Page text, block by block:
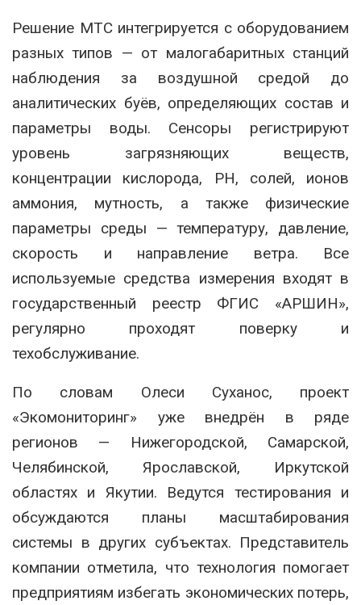
Решение МТС интегрируется с оборудованием
разных типов — от малогабаритных станций
наблюдения за воздушной средой до
аналитических буёв, определяющих состав и
параметры воды. Сенсоры регистрируют
уровень загрязняющих веществ,
концентрации кислорода, РН, солей, ионов
аммония, мутность, а также физические
параметры среды — температуру, давление,
скорость и направление ветра. Все
используемые средства измерения входят в
государственный реестр ФГИС «АРШИН»,
регулярно проходят поверку и
техобслуживание.
По словам Олеси Суханос, проект
«Экомониторинг» уже внедрён в ряде
регионов — Нижегородской, Самарской,
Челябинской, Ярославской, Иркутской
областях и Якутии. Ведутся тестирования и
обсуждаются планы масштабирования
системы в других субъектах. Представитель
компании отметила, что технология помогает
предприятиям избегать экономических потерь,